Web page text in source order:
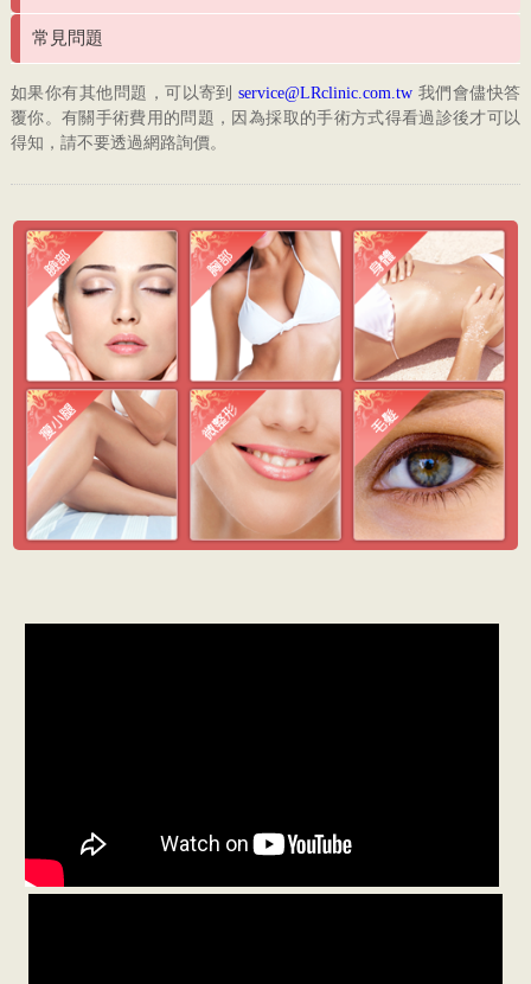
常見問題
如果你有其他問題，可以寄到service@LRclinic.com.tw 我們會儘快答
覆你。有關手術費用的問題，因為採取的手術方式得看過診後才可以
得知，請不要透過網路詢價。